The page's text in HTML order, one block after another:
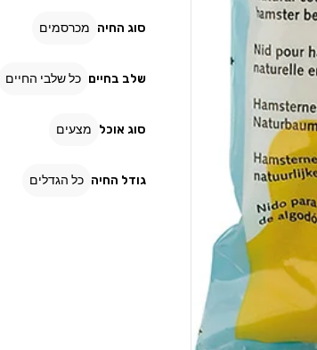
סוג החיה מכרסמים
שלב בחיים כל שלבי החיים
סוג אוכל מצעים
גודל החיה כל הגדלים